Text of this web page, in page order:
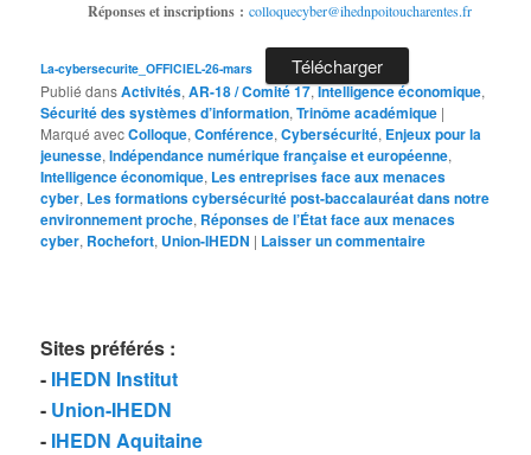
Réponses et inscriptions :colloquecyber@ihednpoitoucharentes.fr
La-cybersecurite_OFFICIEL-26-mars Télécharger
Publié dansActivités,AR-18 / Comité 17,Intelligence économique,
Sécurité des systèmes d’information,Trinôme académique |
Marqué avecColloque,Conférence,Cybersécurité, Enjeux pour la
jeunesse,Indépendance numérique française et européenne,
Intelligence économique, Les entreprises face aux menaces
cyber, Les formations cybersécurité post-baccalauréat dans notre
environnement proche, Réponses de l’État face aux menaces
cyber, Rochefort, Union-IHEDN | Laisser un commentaire
Sites préférés :
- IHEDN Institut
- Union-IHEDN
- IHEDN Aquitaine